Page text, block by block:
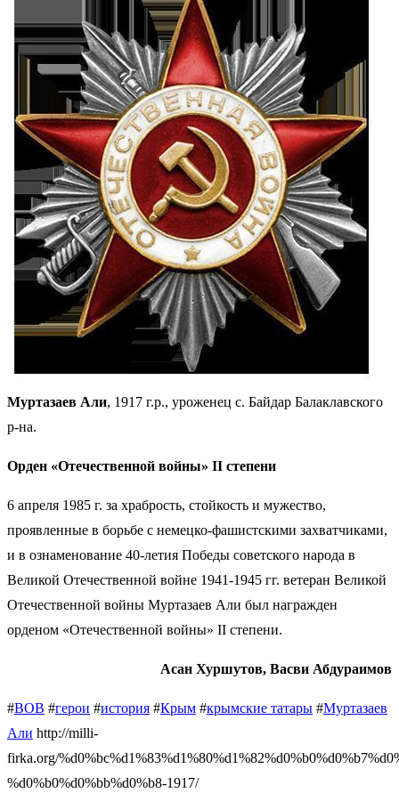
Муртазаев Али, 1917 г.р., уроженец с. Байдар Балаклавского
р-на.
Орден «Отечественной войны» II степени
6 апреля 1985 г. за храбрость, стойкость и мужество,
проявленные в борьбе с немецко-фашистскими захватчиками,
и в ознаменование 40-летия Победы советского народа в
Великой Отечественной войне 1941-1945 гг. ветеран Великой
Отечественной войны Муртазаев Али был награжден
орденом «Отечественной войны» II степени.
Асан Хуршутов, Васви Абдураимов
#ВОВ #герои #история #Крым #крымские татары #Муртазаев
Али http://milli-
firka.org/
%d0%b0%d0%bb%d0%b8-1917/